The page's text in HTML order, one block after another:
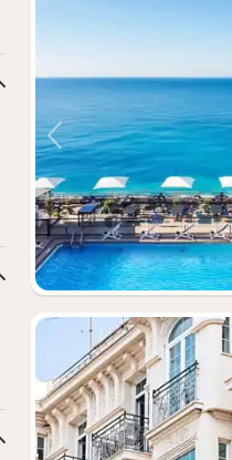
Forrige billede